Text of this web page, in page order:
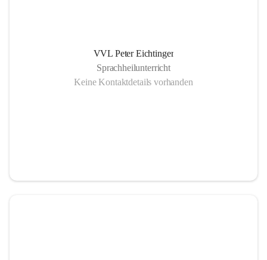
VVL Peter Eichtinger
Sprachheilunterricht
Keine Kontaktdetails vorhanden